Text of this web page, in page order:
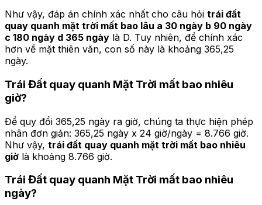
Như vậy, đáp án chính xác nhất cho câu hỏi trái đất
quay quanh mặt trời mất bao lâu a 30 ngày b 90 ngày
c 180 ngày d 365 ngày là D. Tuy nhiên, để chính xác
hơn về mặt thiên văn, con số này là khoảng 365,25
ngày.
Trái Đất quay quanh Mặt Trời mất bao nhiêu
giờ?
Để quy đổi 365,25 ngày ra giờ, chúng ta thực hiện phép
nhân đơn giản: 365,25 ngày x 24 giờ/ngày = 8.766 giờ.
Như vậy, trái đất quay quanh mặt trời mất bao nhiêu
giờ là khoảng 8.766 giờ.
Trái Đất quay quanh Mặt Trời mất bao nhiêu
ngày?